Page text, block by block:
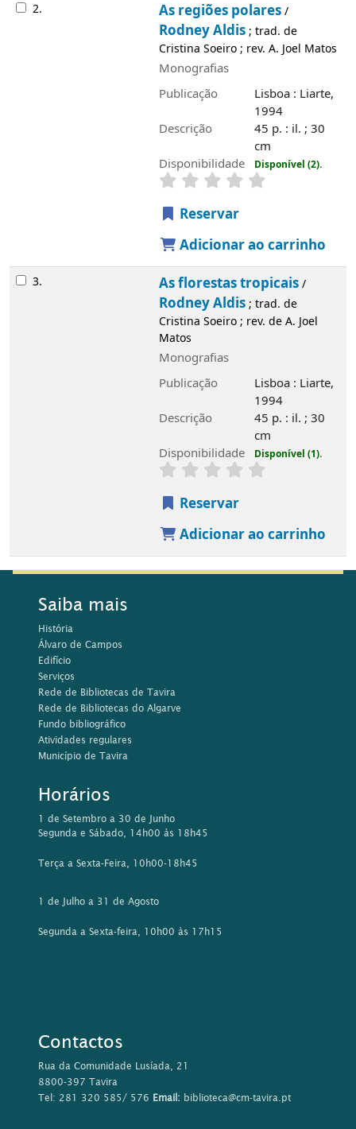
2. As regiões polares/
Rodney Aldis; trad. de
Cristina Soeiro ; rev. A. Joel Matos
Monografias
Publicação
Lisboa : Liarte,
1994
Descrição
45 p. : il. ; 30
cm
Disponibilidade
Disponível (2).
Reservar
Adicionar ao carrinho
3. As florestas tropicais/
Rodney Aldis; trad. de
Cristina Soeiro ; rev. de A. Joel
Matos
Monografias
Publicação
Lisboa : Liarte,
1994
Descrição
45 p. : il. ; 30
cm
Disponibilidade
Disponível (1).
Reservar
Adicionar ao carrinho
Saiba mais
História
Álvaro de Campos
Edifício
Serviços
Rede de Bibliotecas de Tavira
Rede de Bibliotecas do Algarve
Fundo bibliográfico
Atividades regulares
Município de Tavira
Horários
1 de Setembro a 30 de Junho
Segunda e Sábado, 14h00 às 18h45
Terça a Sexta-Feira, 10h00-18h45
1 de Julho a 31 de Agosto
Segunda a Sexta-feira, 10h00 às 17h15
Contactos
Rua da Comunidade Lusíada, 21
8800-397 Tavira
Tel: 281 320 585/ 576 Email: biblioteca@cm-tavira.pt